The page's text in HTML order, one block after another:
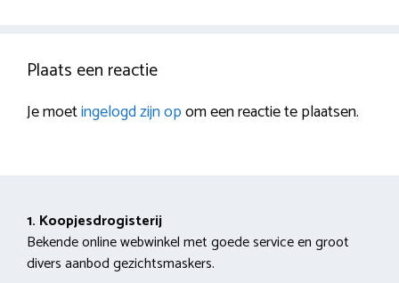
Plaats een reactie
Je moetingelogd zijn opom een reactie te plaatsen.
1. Koopjesdrogisterij
Bekende online webwinkel met goede service en groot
divers aanbod gezichtsmaskers.